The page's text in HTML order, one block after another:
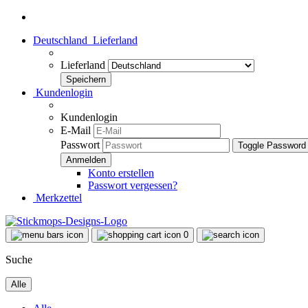
Deutschland Lieferland
Lieferland
Kundenlogin
Kundenlogin
E-Mail
Passwort
Toggle
Konto erstellen
Passwort vergessen?
Merkzettel
0
Suche
Alle